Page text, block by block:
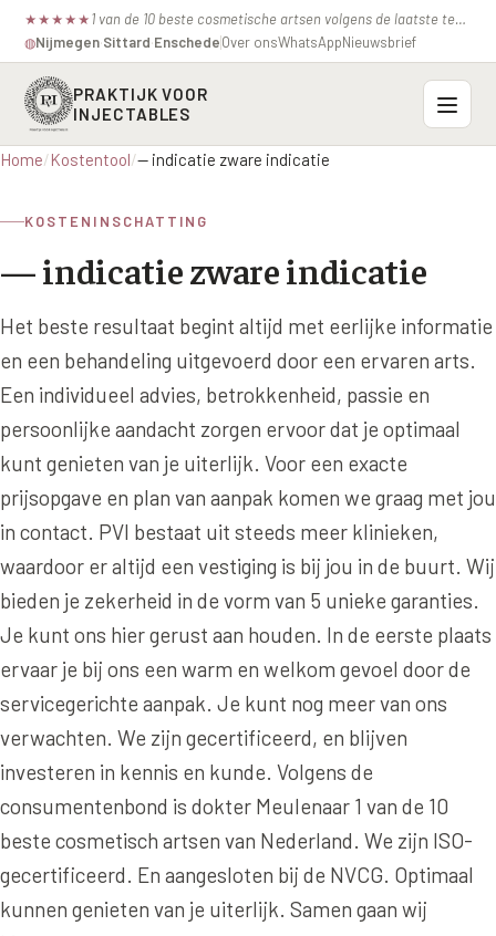
★ ★ ★ ★ ★ 1 van de 10 beste cosmetische artsen volgens de laatste test van de consumentenbond.
◍Nijmegen·Sittard·EnschedeOver onsWhatsAppNieuwsbrief
PRAKTIJK VOOR
INJECTABLES
BOVENSTE GEZICHT
Voorhoofdsrimpels
Fronsrimpel
Wenkbrauwen
Kraaienpootjes
Hangende oogleden
Donkere kringen onder de ogen
Traangoot en wallen
Ingevallen slapen
MIDDEN & MOND
Lippen
Nasolabiale plooi
Marionetlijnen
Verticale liplijntjes
Neus
INJECTABLES
Botox / anti-rimpel
Bocouture
Azzalure
Belotero
Ellansé
Juvéderm Voluma
Juvéderm Volux
Juvéderm Volift
Juvéderm Volbella
Profhilo
Radiesse
Restylane
Saypha Filler
VEROUDERING
Extreme Huidverslapping Profiel
Structuur Verlies Profiel
Erfelijke Jowl Profiel
HORMONAAL / METABOOL
Insuline Zwelling Profiel
Stress Cortisol profiel
PCOS Huid profiel
HUIDPROBLEMEN
Overgevoelige Huid Profiel
Chronische ontstekingsprofiel
Prijzen
Contact
Online boeken
085 40 13 678
Home/Kostentool/— indicatie zware indicatie
KOSTENINSCHATTING
— indicatie zware indicatie
Het beste resultaat begint altijd met eerlijke informatie
en een behandeling uitgevoerd door een ervaren arts.
Een individueel advies, betrokkenheid, passie en
persoonlijke aandacht zorgen ervoor dat je optimaal
kunt genieten van je uiterlijk. Voor een exacte
prijsopgave en plan van aanpak komen we graag met jou
in contact. PVI bestaat uit steeds meer klinieken,
waardoor er altijd een vestiging is bij jou in de buurt. Wij
bieden je zekerheid in de vorm van 5 unieke garanties.
Je kunt ons hier gerust aan houden. In de eerste plaats
ervaar je bij ons een warm en welkom gevoel door de
servicegerichte aanpak. Je kunt nog meer van ons
verwachten. We zijn gecertificeerd, en blijven
investeren in kennis en kunde. Volgens de
consumentenbond is dokter Meulenaar 1 van de 10
beste cosmetisch artsen van Nederland. We zijn ISO-
gecertificeerd. En aangesloten bij de NVCG. Optimaal
kunnen genieten van je uiterlijk. Samen gaan wij